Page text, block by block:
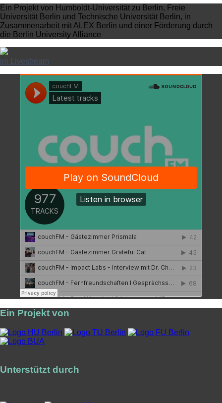
Ein Projekt von Humboldt-Universität zu Berlin, Freie
Universität Berlin und Technische Universität Berlin, in
Zusammenarbeit mit ALEX Berlin und einer Förderung durch
die Berlin University Alliance
im Livestream
Ein Projekt von
Unterstützt durch